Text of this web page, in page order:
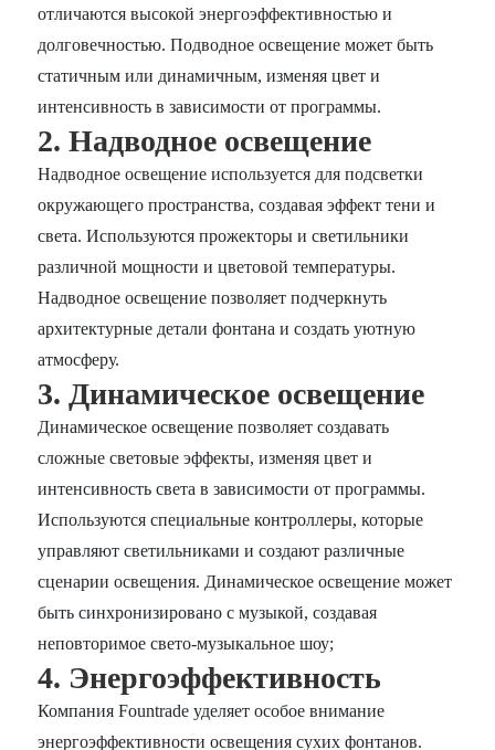
отличаются высокой энергоэффективностью и
долговечностью. Подводное освещение может быть
статичным или динамичным, изменяя цвет и
интенсивность в зависимости от программы.
2. Надводное освещение
Надводное освещение используется для подсветки
окружающего пространства, создавая эффект тени и
света. Используются прожекторы и светильники
различной мощности и цветовой температуры.
Надводное освещение позволяет подчеркнуть
архитектурные детали фонтана и создать уютную
атмосферу.
3. Динамическое освещение
Динамическое освещение позволяет создавать
сложные световые эффекты, изменяя цвет и
интенсивность света в зависимости от программы.
Используются специальные контроллеры, которые
управляют светильниками и создают различные
сценарии освещения. Динамическое освещение может
быть синхронизировано с музыкой, создавая
неповторимое свето-музыкальное шоу;
4. Энергоэффективность
Компания Fountrade уделяет особое внимание
энергоэффективности освещения сухих фонтанов.